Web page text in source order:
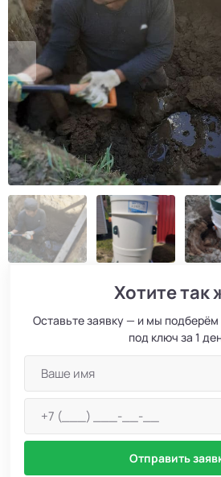
Хотите так
Оставьте заявку — и мы подберём
под ключ за 1
Отправить